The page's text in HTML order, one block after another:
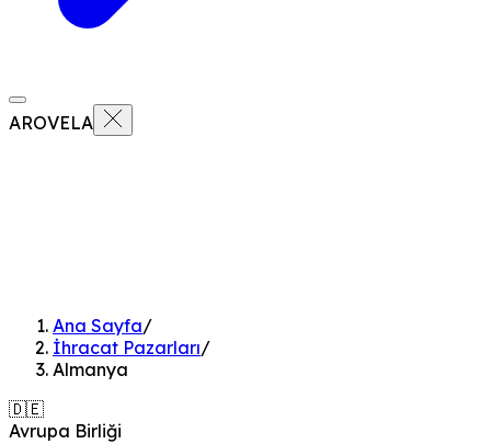
AROVELA
Ana Sayfa/
İhracat Pazarları/
Almanya
🇩🇪
Avrupa Birliği